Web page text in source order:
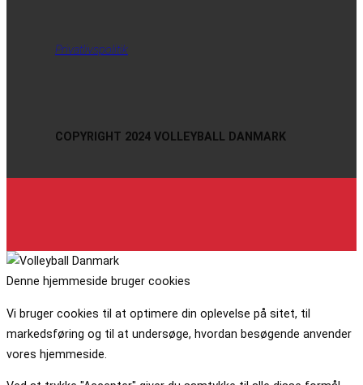
Privatlivspolitik
COPYRIGHT 2024 VOLLEYBALL DANMARK
Denne hjemmeside bruger cookies
Vi bruger cookies til at optimere din oplevelse på sitet, til
markedsføring og til at undersøge, hvordan besøgende anvender
vores hjemmeside.